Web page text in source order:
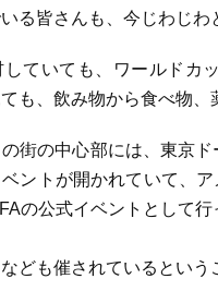
る皆さんも、今じわじわ
ていても、ワールドカ
も、飲み物から食べ物、
街の中心部には、東京
ントが開かれていて、
の公式イベントとして行
ども催されているとい